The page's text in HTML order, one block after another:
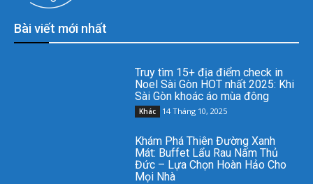
Bài viết mới nhất
Truy tìm 15+ địa điểm check in
Noel Sài Gòn HOT nhất 2025: Khi
Sài Gòn khoác áo mùa đông
Khác 14 Tháng 10, 2025
Khám Phá Thiên Đường Xanh
Mát: Buffet Lẩu Rau Nấm Thủ
Đức – Lựa Chọn Hoàn Hảo Cho
Mọi Nhà